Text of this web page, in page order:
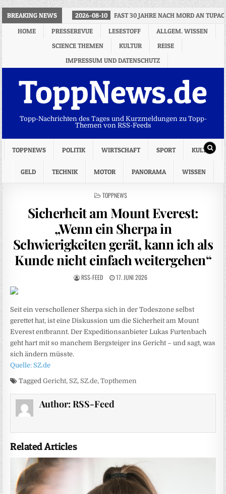
BREAKING NEWS 2026-08-10
FAST 30 JAHRE NACH MORD AN
HOME
PRESSEREVUE LESESTOFF
ALLGEM. WISSEN
SCIENCE THEMEN
KULTUR
REISE
IMPRESSUM UND DATENSCHUTZ
ToppNews.de
Topp-Nachrichten des Tages und Kurzmeldungen zu Topp-
Themen von RSS-Feeds
TOPPNEWS POLITIK WIRTSCHAFT SPORT KULTUR
GELD TECHNIK MOTOR PANORAMA WISSEN
POSTED
TOPPNEWS
Sicherheit am Mount Everest:
„Wenn ein Sherpa in
Schwierigkeiten gerät, kann ich als
Kunde nicht einfach weitergehen“
RSS-FEED 17. JUNI 2026
Seit ein verschollener Sherpa sich in der Todeszone selbst
gerettet hat, ist eine Diskussion um die Sicherheit am Mount
Everest entbrannt. Der Expeditionsanbieter Lukas Furtenbach
geht hart mit so manchem Bergsteiger ins Gericht – und sagt, was
sich ändern müsste.
Quelle: SZ.de
TaggedGericht, SZ, SZ.de,Topthemen
Author: RSS-Feed
Related Articles